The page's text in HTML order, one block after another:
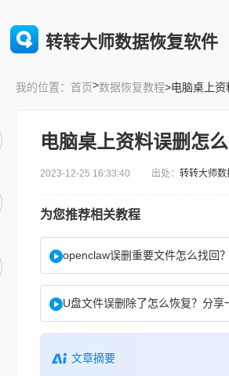
转转大师数据恢复软件
我的位置： 首页>数据恢复教程>电脑桌上
电脑桌上资料误删怎
2023-12-25 16:33:40 出处： 转转大师
为您推荐相关教程
openclaw误删重要文件怎么找回？
文章摘要